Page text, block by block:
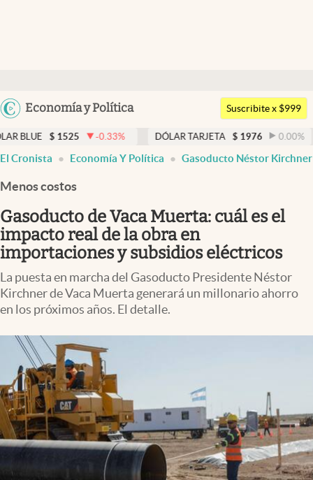
Argentina
Uruguay
Economía y Política
Members
Economía y Política
Finanzas y Mercados
Mercados Online
Negocios
Columnistas
Apertura
Clase
Clima
Mundial 2026
Eventos Corporativos
Suscribite x $999
1525 -0.33% DÓLAR TARJETA $ 1976 0.00% DÓLAR
El Cronista Economía Y Política Gasoducto Néstor Kirchner
Menos costos
Gasoducto de Vaca Muerta: cuál es el
impacto real de la obra en
importaciones y subsidios eléctricos
La puesta en marcha del Gasoducto Presidente Néstor
Kirchner de Vaca Muerta generará un millonario ahorro
en los próximos años. El detalle.